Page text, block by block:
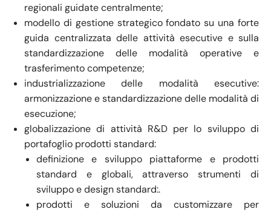
regionali guidate centralmente;
modello di gestione strategico fondato su una forte
guida centralizzata delle attività esecutive e sulla
standardizzazione delle modalità operative e
trasferimento competenze;
industrializzazione delle modalità esecutive:
armonizzazione e standardizzazione delle modalità di
esecuzione;
globalizzazione di attività R&D per lo sviluppo di
portafoglio prodotti standard:
definizione e sviluppo piattaforme e prodotti
standard e globali, attraverso strumenti di
sviluppo e design standard:.
prodotti e soluzioni da customizzare per